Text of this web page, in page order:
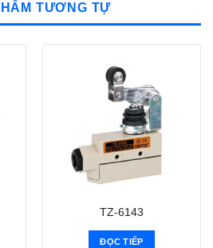
TƯƠNG TỰ
TZ-6143
ĐỌC TIẾP